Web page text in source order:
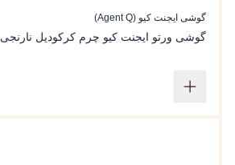
گوشی ایجنت کیو (Agent Q)
گوشی ورتو ایجنت کیو چرم کرکودیل نارنجی